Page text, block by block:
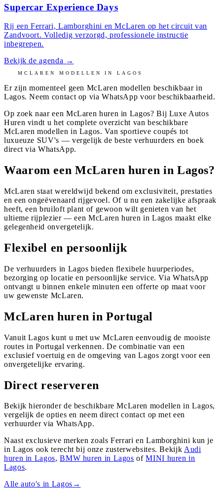
Supercar Experience Days
Rij een Ferrari, Lamborghini en McLaren op het circuit van
Zandvoort. Volledig verzorgd, professionele instructie
inbegrepen.
Bekijk de agenda →
MCLAREN MODELLEN INLAGOS
Er zijn momenteel geen McLaren modellen beschikbaar in
Lagos. Neem contact op via WhatsApp voor beschikbaarheid.
Op zoek naar een McLaren huren in Lagos? Bij Luxe Autos
Huren vindt u het complete overzicht van beschikbare
McLaren modellen in Lagos. Van sportieve coupés tot
luxueuze SUV's — vergelijk de beste verhuurders en boek
direct via WhatsApp.
Waarom een McLaren huren in Lagos?
McLaren staat wereldwijd bekend om exclusiviteit, prestaties
en een ongeëvenaard rijgevoel. Of u nu een zakelijke afspraak
heeft, een bruiloft plant of gewoon wilt genieten van het
ultieme rijplezier — een McLaren huren in Lagos maakt elke
gelegenheid onvergetelijk.
Flexibel en persoonlijk
De verhuurders in Lagos bieden flexibele huurperiodes,
bezorging op locatie en persoonlijke service. Via WhatsApp
ontvangt u binnen enkele minuten een offerte op maat voor
uw gewenste McLaren.
McLaren huren in Portugal
Vanuit Lagos kunt u met uw McLaren eenvoudig de mooiste
routes in Portugal verkennen. De combinatie van een
exclusief voertuig en de omgeving van Lagos zorgt voor een
onvergetelijke ervaring.
Direct reserveren
Bekijk hieronder de beschikbare McLaren modellen in Lagos,
vergelijk de opties en neem direct contact op met een
verhuurder via WhatsApp.
Naast exclusieve merken zoals Ferrari en Lamborghini kun je
in Lagos ook terecht bij onze zusterwebsites. Bekijk Audi
huren in Lagos,BMW huren in Lagos ofMINI huren in
Lagos.
Alle auto's in Lagos →